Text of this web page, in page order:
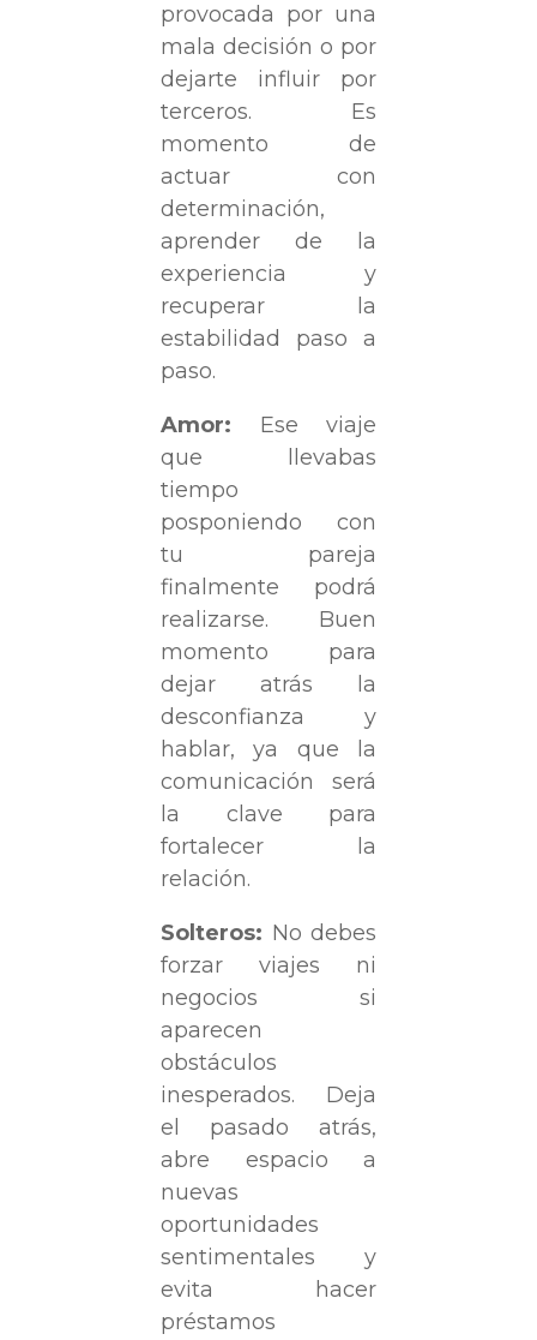
provocada por una
mala decisión o por
dejarte influir por
terceros. Es
momento de
actuar con
determinación,
aprender de la
experiencia y
recuperar la
estabilidad paso a
paso.
Amor: Ese viaje
que llevabas
tiempo
posponiendo con
tu pareja
finalmente podrá
realizarse. Buen
momento para
dejar atrás la
desconfianza y
hablar, ya que la
comunicación será
la clave para
fortalecer la
relación.
Solteros: No debes
forzar viajes ni
negocios si
aparecen
obstáculos
inesperados. Deja
el pasado atrás,
abre espacio a
nuevas
oportunidades
sentimentales y
evita hacer
préstamos